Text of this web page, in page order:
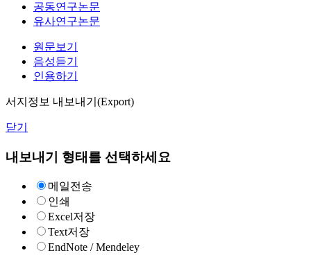
공동연구논문
유사연구논문
원문보기
음성듣기
인용하기
서지정보 내보내기(Export)
닫기
내보내기 형태를 선택하세요
메일전송
인쇄
Excel저장
Text저장
EndNote / Mendeley